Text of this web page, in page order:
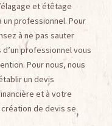
et étêtage
un professionnel. Pour
à ne pas sauter
professionnel vous
Pour nous, nous
un devis
et à votre
de devis se